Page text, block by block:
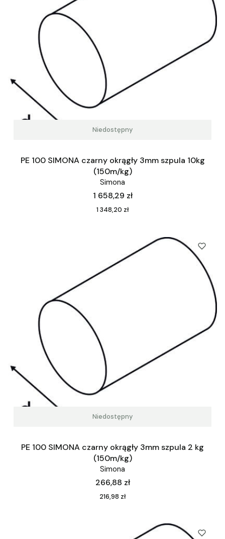
Niedostępny
PE 100 SIMONA czarny okrągły 3mm szpula 10kg
(150m/kg)
Simona
Cena
1 658,29 zł
Cena
1 348,20 zł
Niedostępny
PE 100 SIMONA czarny okrągły 3mm szpula 2 kg
(150m/kg)
Simona
Cena
266,88 zł
Cena
216,98 zł